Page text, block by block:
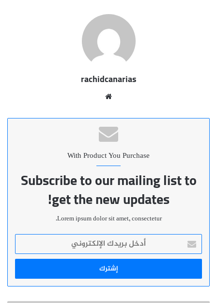
rachidcanarias
With Product You Purchase
Subscribe to our mailing list to
get the new updates!
Lorem ipsum dolor sit amet, consectetur.
أدخل
بريدك
الإلكتروني